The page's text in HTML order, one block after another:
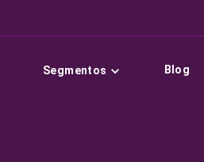
Segmentos Blog